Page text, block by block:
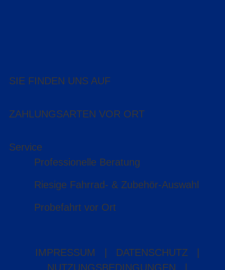
SIE FINDEN UNS AUF
ZAHLUNGSARTEN VOR ORT
Service
Professionelle Beratung
Riesige Fahrrad- & Zubehör-Auswahl
Probefahrt vor Ort
IMPRESSUM DATENSCHUTZ
NUTZUNGSBEDINGUNGEN